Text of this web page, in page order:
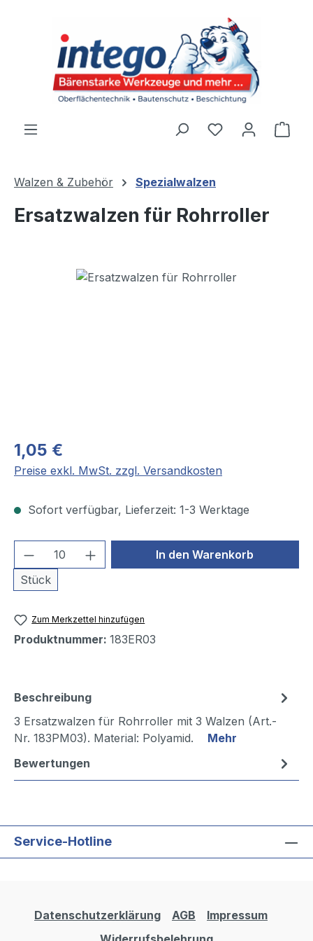
Du hast 0
Walzen & Zubehör Spezialwalzen
Ersatzwalzen für Rohrroller
Bildergalerie überspringen
1,05 €
Preise exkl. MwSt. zzgl. Versandkosten
Sofort verfügbar, Lieferzeit: 1-3 Werktage
Produkt Anzahl: Gib den
Stück
In den Warenkorb
Zum Merkzettel hinzufügen
Produktnummer: 183ER03
Beschreibung
3 Ersatzwalzen für Rohrroller mit 3 Walzen (Art.-
Nr. 183PM03). Material: Polyamid. Mehr
Bewertungen
Service-Hotline
Datenschutzerklärung AGB
Impressum